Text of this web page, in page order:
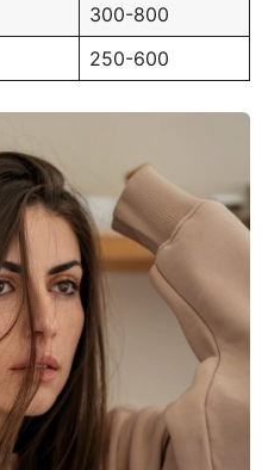
300-800
250-600